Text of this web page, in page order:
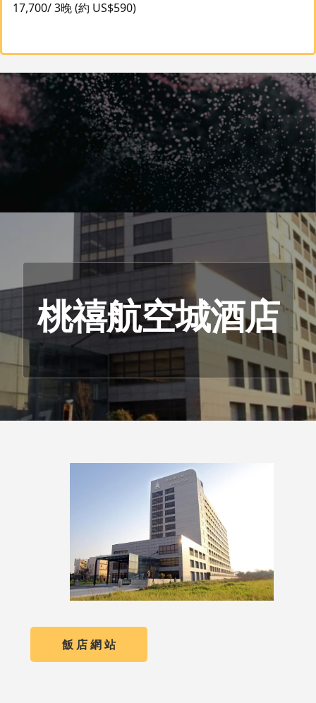
17,700/ 3晚 (約 US$590)
桃禧航空城酒店
飯 店 網 站